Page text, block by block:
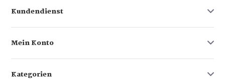
Kundendienst
Mein Konto
Kategorien